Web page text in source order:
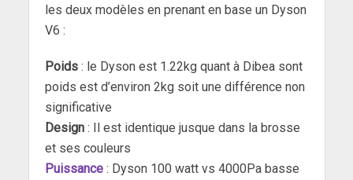
les deux modèles en prenant en base un Dyson
V6 :
Poids: le Dyson est 1.22kg quant à Dibea sont
poids est d’environ 2kg soit une différence non
significative
Design: Il est identique jusque dans la brosse
et ses couleurs
Puissance: Dyson 100 watt vs 4000Pa basse